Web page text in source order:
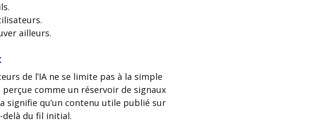
ailleurs.
de l’IA ne se limite pas à la simple
comme un réservoir de signaux
signifie qu’un contenu utile publié sur
du fil initial.